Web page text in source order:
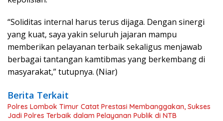
“Soliditas internal harus terus dijaga. Dengan sinergi
yang kuat, saya yakin seluruh jajaran mampu
memberikan pelayanan terbaik sekaligus menjawab
berbagai tantangan kamtibmas yang berkembang di
masyarakat,” tutupnya. (Niar)
Berita Terkait
Polres Lombok Timur Catat Prestasi Membanggakan, Sukses
Jadi Polres Terbaik dalam Pelayanan Publik di NTB